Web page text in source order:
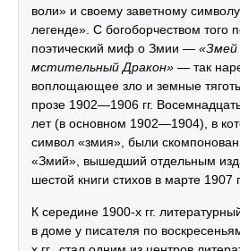
воли» и своему заветному
легенде». С богоборчеством того
поэтический миф о Змии — «Змей
мстительный Дракон» — так
воплощающее зло и земные
прозе 1902—1906 гг.
лет (в основном 1902—1904), в
символ «змия», были
«Змий», вышедший отдельным
шестой книги стихов в марте 1907
К середине 1900-х гг.
в доме у писателя по